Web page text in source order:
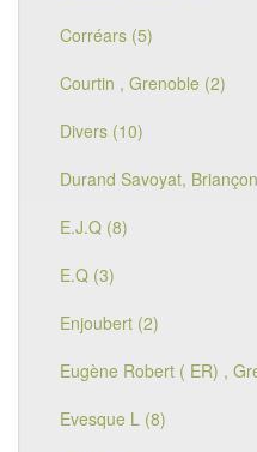
Corréars (5)
Courtin , Grenoble (2)
Divers (10)
Durand Savoyat,
E.J.Q (8)
E.Q (3)
Enjoubert (2)
Eugène Robert ( ER) ,
Evesque L (8)